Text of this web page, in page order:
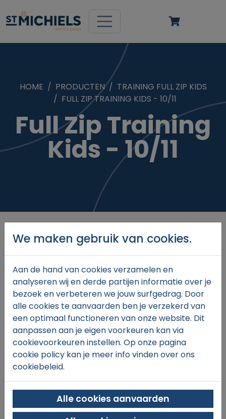
HOME PRODUCTEN
TRAINING FULL ZIP KIDS
FULL ZIP TRAINING KIDS - 10/11
Full Zip Training
Kids - 10/11
€67,00
In winkelmand
We maken gebruik van cookies.
Aan de hand van cookies verzamelen en
analyseren wij en derde partijen informatie over je
bezoek en verbeteren we jouw surfgedrag. Door
alle cookies te aanvaarden ben je verzekerd van
een optimaal functioneren van onze website. Dit
aanpassen aan je eigen voorkeuren kan via
cookievoorkeuren instellen. Op onze pagina
cookie policy kan je meer info vinden over ons
cookiebeleid.
Alle cookies aanvaarden